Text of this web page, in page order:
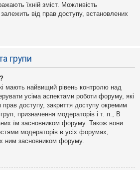
їхній зміст. Можливість
від прав доступу, встановлених
групи
мають найвищий рівень контролю над
усіма аспектами роботи форуму, які
доступу, закриття доступу окремим
призначення модераторів і т. п., В
їм засновником форуму. Також вони
модераторів в усіх форумах,
ним засновником форуму.